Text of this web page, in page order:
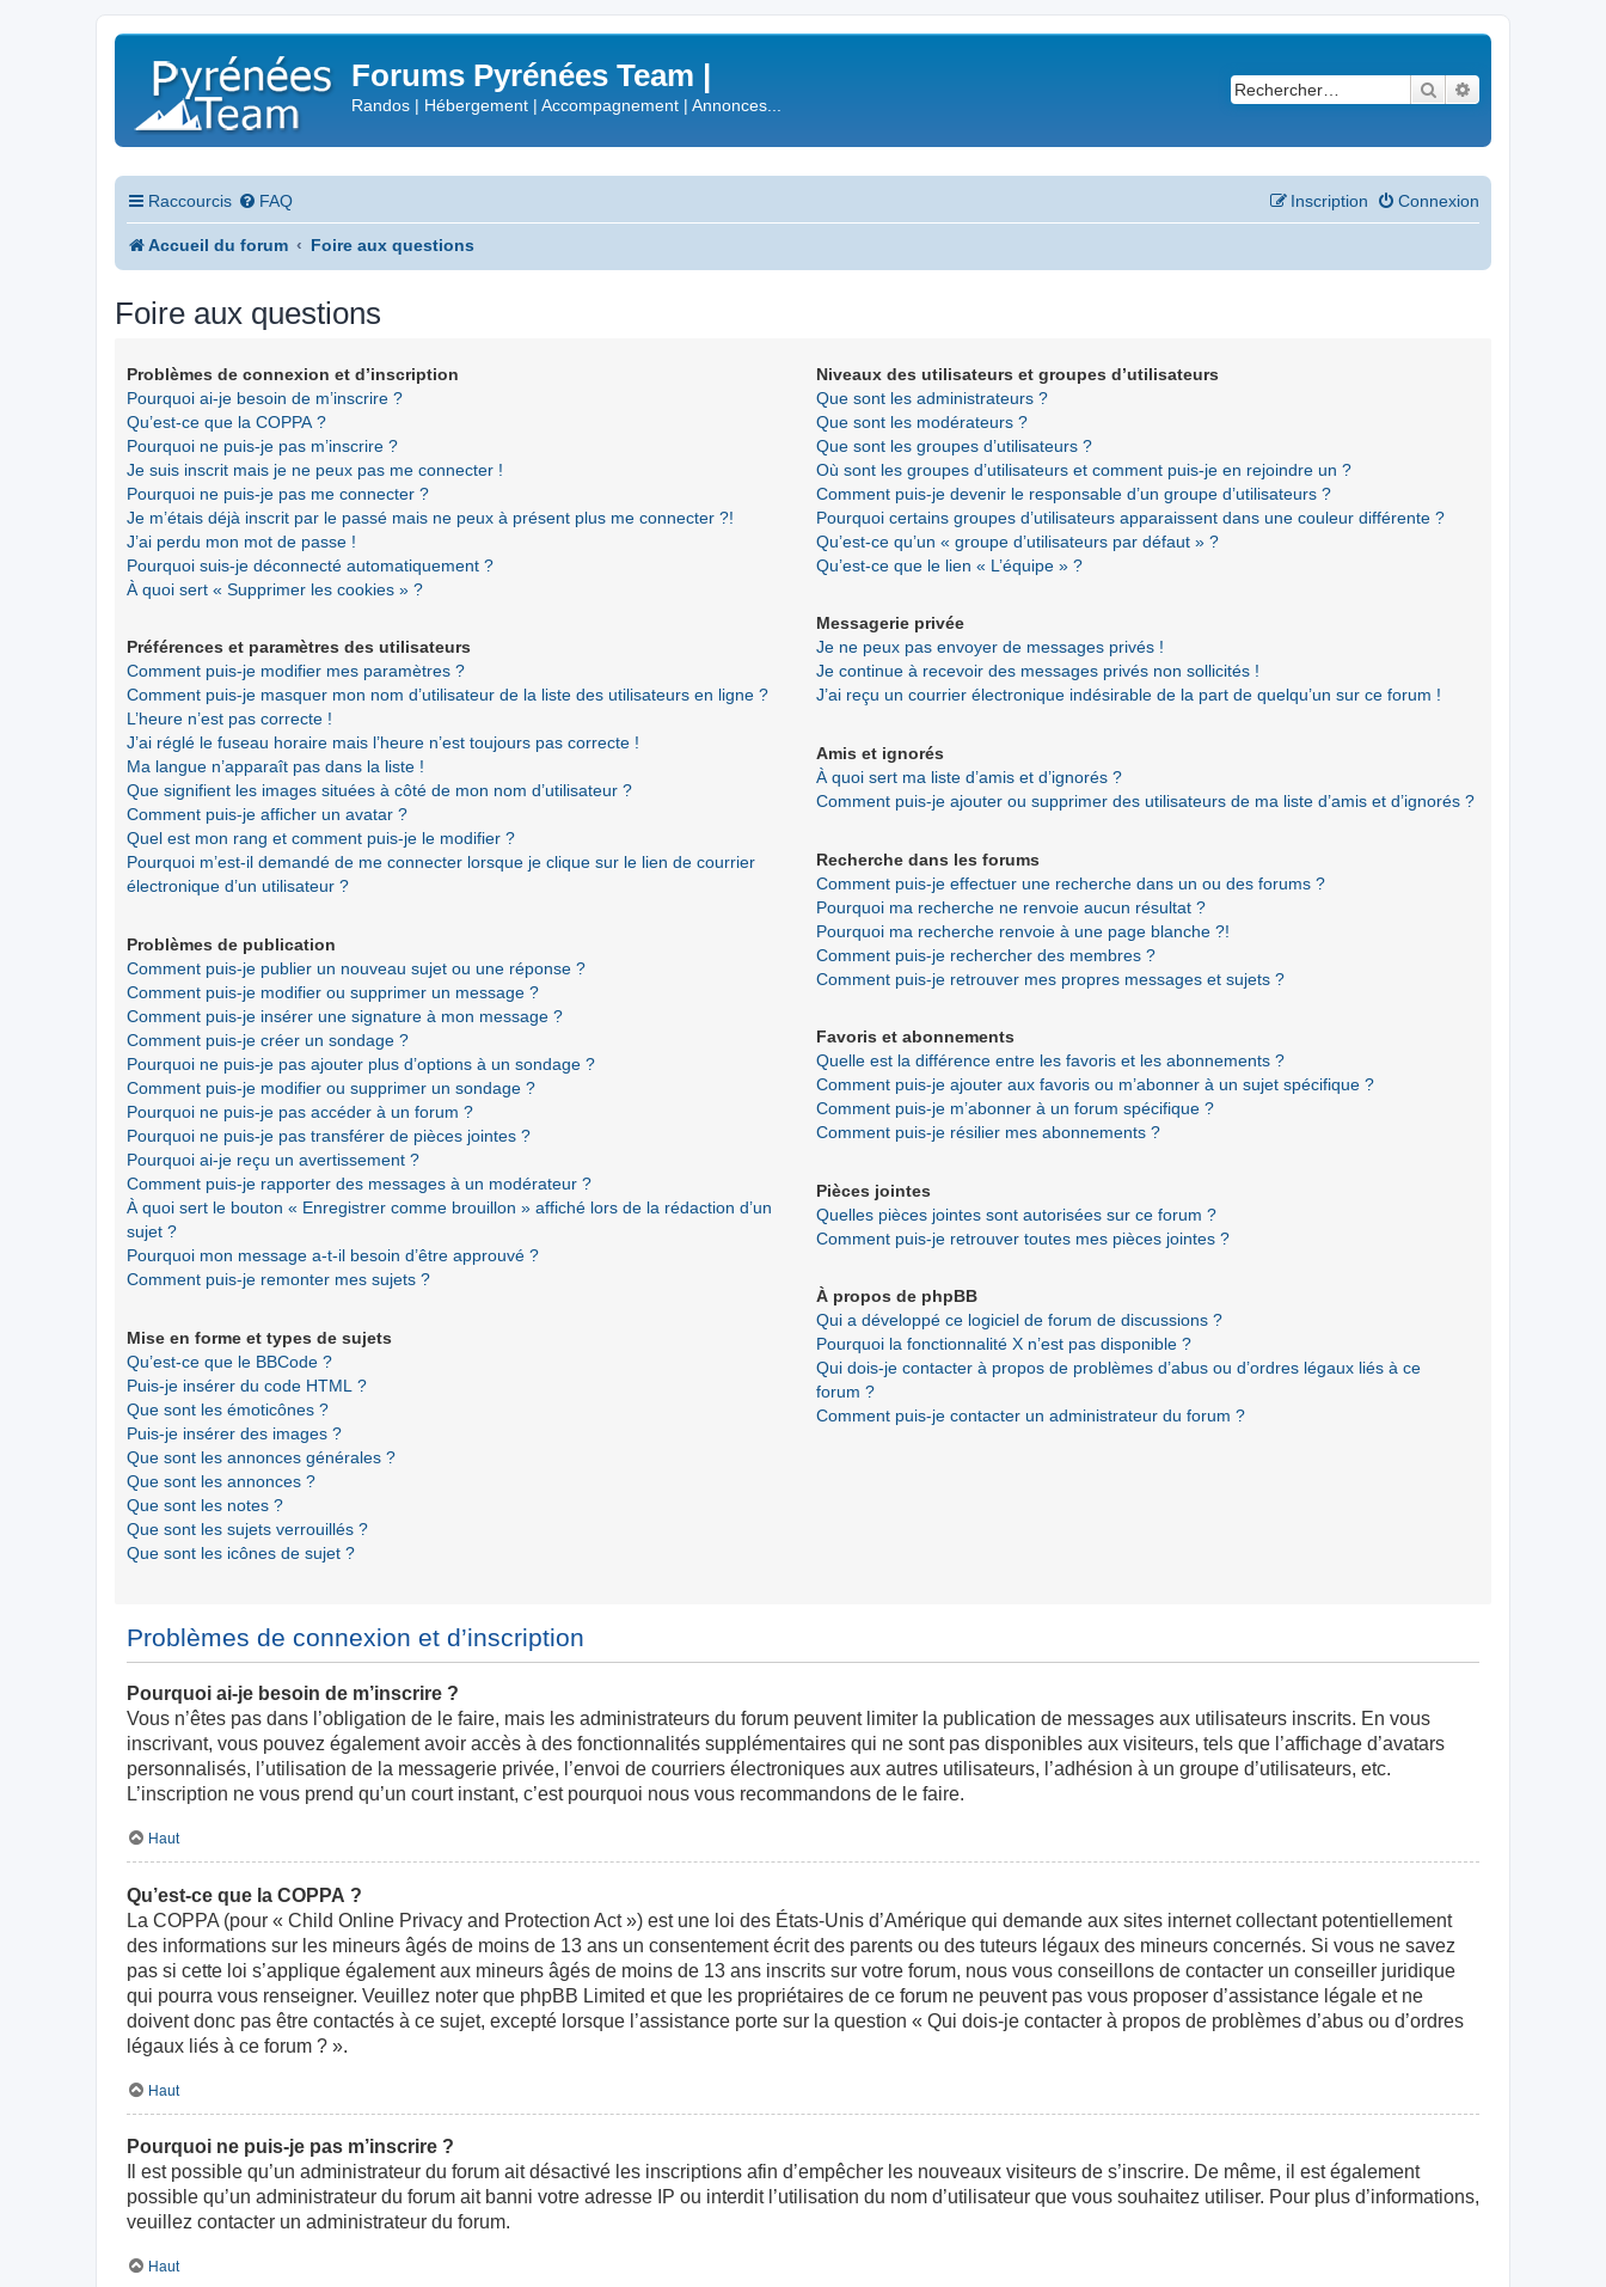
Forums Pyrénées Team |
Randos | Hébergement | Accompagnement | Annonces...
Rechercher
Raccourcis FAQ Connexion
Inscription
Accueil du forum Foire aux questions
Foire aux questions
Problèmes de connexion et d’inscription
Pourquoi ai-je besoin de m’inscrire ?
Qu’est-ce que la COPPA ?
Pourquoi ne puis-je pas m’inscrire ?
Je suis inscrit mais je ne peux pas me connecter !
Pourquoi ne puis-je pas me connecter ?
Je m’étais déjà inscrit par le passé mais ne peux à présent plus me connecter ?!
J’ai perdu mon mot de passe !
Pourquoi suis-je déconnecté automatiquement ?
À quoi sert « Supprimer les cookies » ?
Préférences et paramètres des utilisateurs
Comment puis-je modifier mes paramètres ?
Comment puis-je masquer mon nom d’utilisateur de la liste des utilisateurs en ligne ?
L’heure n’est pas correcte !
J’ai réglé le fuseau horaire mais l’heure n’est toujours pas correcte !
Ma langue n’apparaît pas dans la liste !
Que signifient les images situées à côté de mon nom d’utilisateur ?
Comment puis-je afficher un avatar ?
Quel est mon rang et comment puis-je le modifier ?
Pourquoi m’est-il demandé de me connecter lorsque je clique sur le lien de courrier
électronique d’un utilisateur ?
Problèmes de publication
Comment puis-je publier un nouveau sujet ou une réponse ?
Comment puis-je modifier ou supprimer un message ?
Comment puis-je insérer une signature à mon message ?
Comment puis-je créer un sondage ?
Pourquoi ne puis-je pas ajouter plus d’options à un sondage ?
Comment puis-je modifier ou supprimer un sondage ?
Pourquoi ne puis-je pas accéder à un forum ?
Pourquoi ne puis-je pas transférer de pièces jointes ?
Pourquoi ai-je reçu un avertissement ?
Comment puis-je rapporter des messages à un modérateur ?
À quoi sert le bouton « Enregistrer comme brouillon » affiché lors de la rédaction d’un
sujet ?
Pourquoi mon message a-t-il besoin d’être approuvé ?
Comment puis-je remonter mes sujets ?
Mise en forme et types de sujets
Qu’est-ce que le BBCode ?
Puis-je insérer du code HTML ?
Que sont les émoticônes ?
Puis-je insérer des images ?
Que sont les annonces générales ?
Que sont les annonces ?
Que sont les notes ?
Que sont les sujets verrouillés ?
Que sont les icônes de sujet ?
Niveaux des utilisateurs et groupes d’utilisateurs
Que sont les administrateurs ?
Que sont les modérateurs ?
Que sont les groupes d’utilisateurs ?
Où sont les groupes d’utilisateurs et comment puis-je en rejoindre un ?
Comment puis-je devenir le responsable d’un groupe d’utilisateurs ?
Pourquoi certains groupes d’utilisateurs apparaissent dans une couleur différente ?
Qu’est-ce qu’un « groupe d’utilisateurs par défaut » ?
Qu’est-ce que le lien « L’équipe » ?
Messagerie privée
Je ne peux pas envoyer de messages privés !
Je continue à recevoir des messages privés non sollicités !
J’ai reçu un courrier électronique indésirable de la part de quelqu’un sur ce forum !
Amis et ignorés
À quoi sert ma liste d’amis et d’ignorés ?
Comment puis-je ajouter ou supprimer des utilisateurs de ma liste d’amis et d’ignorés ?
Recherche dans les forums
Comment puis-je effectuer une recherche dans un ou des forums ?
Pourquoi ma recherche ne renvoie aucun résultat ?
Pourquoi ma recherche renvoie à une page blanche ?!
Comment puis-je rechercher des membres ?
Comment puis-je retrouver mes propres messages et sujets ?
Favoris et abonnements
Quelle est la différence entre les favoris et les abonnements ?
Comment puis-je ajouter aux favoris ou m’abonner à un sujet spécifique ?
Comment puis-je m’abonner à un forum spécifique ?
Comment puis-je résilier mes abonnements ?
Pièces jointes
Quelles pièces jointes sont autorisées sur ce forum ?
Comment puis-je retrouver toutes mes pièces jointes ?
À propos de phpBB
Qui a développé ce logiciel de forum de discussions ?
Pourquoi la fonctionnalité X n’est pas disponible ?
Qui dois-je contacter à propos de problèmes d’abus ou d’ordres légaux liés à ce
forum ?
Comment puis-je contacter un administrateur du forum ?
Problèmes de connexion et d’inscription
Pourquoi ai-je besoin de m’inscrire ?
Vous n’êtes pas dans l’obligation de le faire, mais les administrateurs du forum peuvent limiter la publication de messages aux utilisateurs inscrits. En vous
inscrivant, vous pouvez également avoir accès à des fonctionnalités supplémentaires qui ne sont pas disponibles aux visiteurs, tels que l’affichage d’avatars
personnalisés, l’utilisation de la messagerie privée, l’envoi de courriers électroniques aux autres utilisateurs, l’adhésion à un groupe d’utilisateurs, etc.
L’inscription ne vous prend qu’un court instant, c’est pourquoi nous vous recommandons de le faire.
Haut
Qu’est-ce que la COPPA ?
La COPPA (pour « Child Online Privacy and Protection Act ») est une loi des États-Unis d’Amérique qui demande aux sites internet collectant potentiellement
des informations sur les mineurs âgés de moins de 13 ans un consentement écrit des parents ou des tuteurs légaux des mineurs concernés. Si vous ne savez
pas si cette loi s’applique également aux mineurs âgés de moins de 13 ans inscrits sur votre forum, nous vous conseillons de contacter un conseiller juridique
qui pourra vous renseigner. Veuillez noter que phpBB Limited et que les propriétaires de ce forum ne peuvent pas vous proposer d’assistance légale et ne
doivent donc pas être contactés à ce sujet, excepté lorsque l’assistance porte sur la question « Qui dois-je contacter à propos de problèmes d’abus ou d’ordres
légaux liés à ce forum ? ».
Haut
Pourquoi ne puis-je pas m’inscrire ?
Il est possible qu’un administrateur du forum ait désactivé les inscriptions afin d’empêcher les nouveaux visiteurs de s’inscrire. De même, il est également
possible qu’un administrateur du forum ait banni votre adresse IP ou interdit l’utilisation du nom d’utilisateur que vous souhaitez utiliser. Pour plus d’informations,
veuillez contacter un administrateur du forum.
Haut